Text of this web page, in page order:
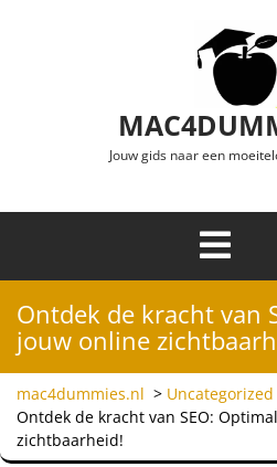
Jouw gids naar een
Ontdek de kracht van
jouw online
mac4dummies.nl > Uncategorized
Ontdek de kracht van SEO:
zichtbaarheid!